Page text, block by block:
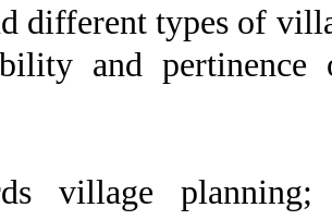
different types of
and
village